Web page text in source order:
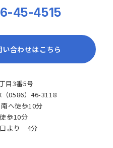
45-4515
合わせはこちら
目3番5号
0586）46-3118
へ徒歩10分
歩10分
より 4分